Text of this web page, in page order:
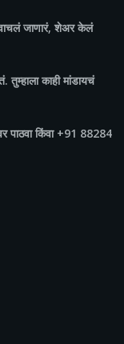
जाणारं, शेअर केलं
तुम्हाला काही मांडायचं
किंवा +91 88284